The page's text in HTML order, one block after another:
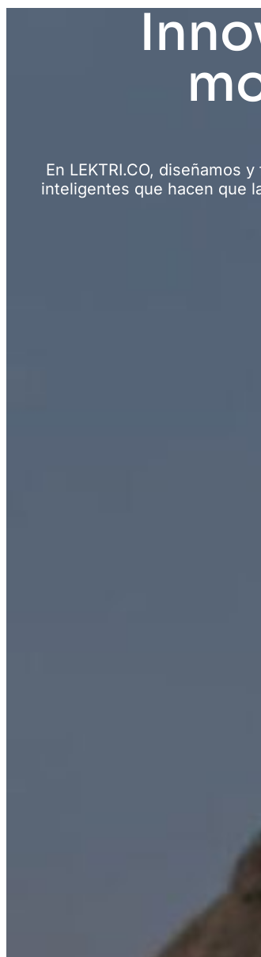
En LEKTRI.CO, diseñamos
inteligentes que hacen que